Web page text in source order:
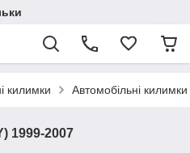
килимки Автомобільні
1999-2007